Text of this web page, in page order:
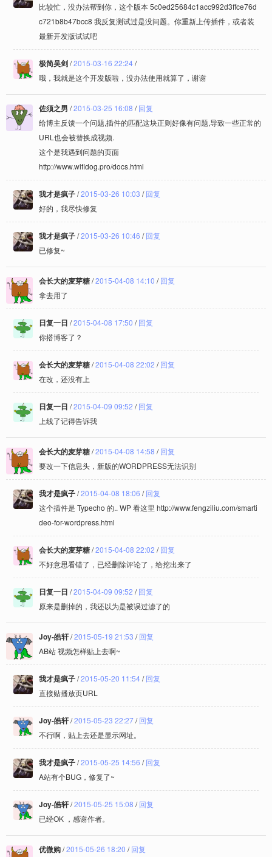
比较忙，没办法帮到你，这个版本 5c0ed25684c1acc992d3ffce76d
c721b8b47bcc8 我反复测试过是没问题。你重新上传插件，或者装
最新开发版试试吧
极简吴剑/2015-03-16 22:24/
哦，我就是这个开发版啦，没办法使用就算了，谢谢
佐须之男 /2015-03-25 16:08 /回复
给博主反馈一个问题,插件的匹配这块正则好像有问题,导致一些正常的
URL也会被替换成视频.
这个是我遇到问题的页面
http://www.wifidog.pro/docs.html
我才是疯子/2015-03-26 10:03 /回复
好的，我尽快修复
我才是疯子/2015-03-26 10:46 /回复
已修复~
会长大的麦芽糖/2015-04-08 14:10 /回复
拿去用了
日复一日 /2015-04-08 17:50 /回复
你搭博客了？
会长大的麦芽糖/2015-04-08 22:02 /回复
在改，还没有上
日复一日 /2015-04-09 09:52 /回复
上线了记得告诉我
会长大的麦芽糖/2015-04-08 14:58 /回复
要改一下信息头，新版的WORDPRESS无法识别
我才是疯子/2015-04-08 18:06 /回复
这个插件是 Typecho 的.. WP 看这里 http://www.fengziliu.com/smarti
deo-for-wordpress.html
会长大的麦芽糖/2015-04-08 22:02 /回复
不好意思看错了，已经删除评论了，给挖出来了
日复一日 /2015-04-09 09:52 /回复
原来是删掉的，我还以为是被误过滤了的
Joy-皓轩/2015-05-19 21:53 /回复
AB站 视频怎样贴上去啊~
我才是疯子/2015-05-20 11:54/回复
直接贴播放页URL
Joy-皓轩/2015-05-23 22:27/回复
不行啊，贴上去还是显示网址。
我才是疯子/2015-05-25 14:56 /回复
A站有个BUG，修复了~
Joy-皓轩/2015-05-25 15:08 /回复
已经OK ，感谢作者。
优微购/2015-05-26 18:20 /回复